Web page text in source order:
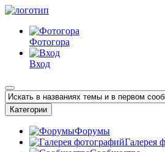
Фотогора
Вход
Категории
Форумы
Галерея